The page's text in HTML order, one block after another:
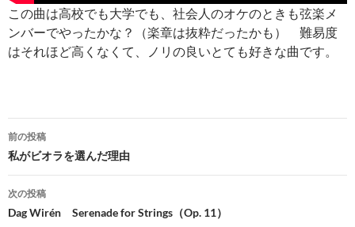
この曲は高校でも大学でも、社会人のオケのときも弦楽メ
ンバーでやったかな？（楽章は抜粋だったかも） 難易度
はそれほど高くなくて、ノリの良いとても好きな曲です。
投
稿
ナ
ビ
前の投稿
私がビオラを選んだ理由
次の投稿
Dag Wirén Serenade for Strings（Op. 11）